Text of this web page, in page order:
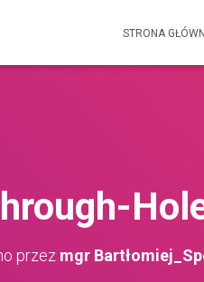
STRONA
przez mgr